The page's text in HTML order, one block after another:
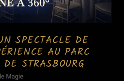
SPECTACLE DE
AU PARC
STRASBOURG
Magie